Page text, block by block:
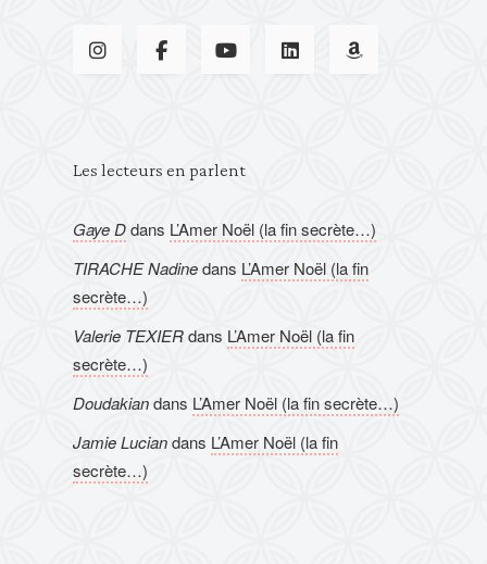
Les lecteurs en parlent
Gaye Ddans L’Amer Noël (la fin secrète…)
TIRACHE Nadinedans L’Amer Noël (la fin
secrète…)
Valerie TEXIERdans L’Amer Noël (la fin
secrète…)
Doudakiandans L’Amer Noël (la fin secrète…)
Jamie Luciandans L’Amer Noël (la fin
secrète…)